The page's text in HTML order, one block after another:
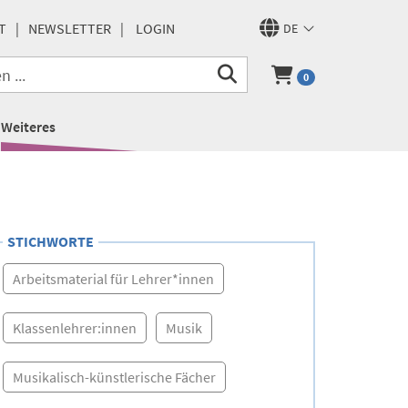
DE
NEWSLETTER LOGIN
0
Weiteres
STICHWORTE
Arbeitsmaterial für Lehrer*innen
Klassenlehrer:innen Musik
Musikalisch-künstlerische Fächer